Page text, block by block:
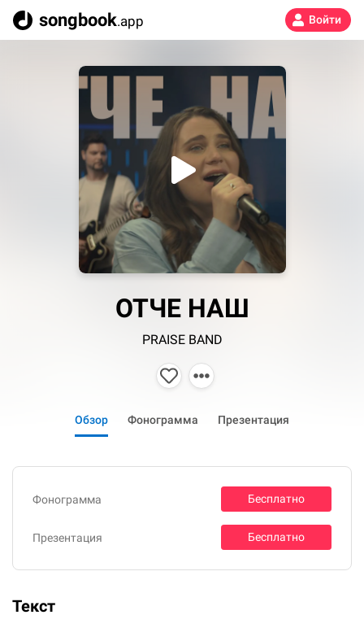
songbook.app Войти
ОТЧЕ НАШ
PRAISE BAND
Обзор Фонограмма Презентация
Фонограмма Бесплатно
Презентация Бесплатно
Текст